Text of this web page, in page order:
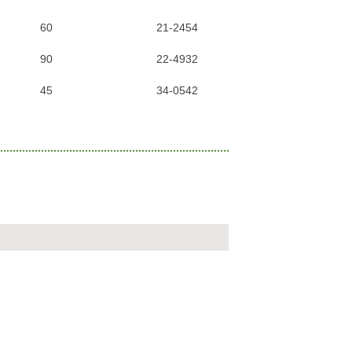
60 21-2454
90 22-4932
45 34-0542